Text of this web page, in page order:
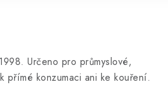
Určeno pro průmyslové,
přímé konzumaci ani ke kouření.